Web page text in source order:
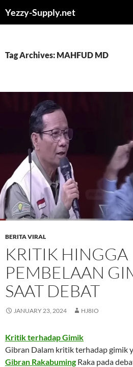
Yezzy-Supply.net
Tag Archives: MAHFUD MD
BERITA VIRAL
KRITIK HINGGA
PEMBELAAN
SAAT DEBAT
JANUARY 23, 2024 HJ8IO
Kritik terhadap Gimik
Gibran Dalam kritik terhadap gimik
Gibran Rakabuming Raka pada